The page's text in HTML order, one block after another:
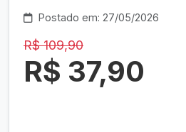
Postado em: 27/05/2026
R$ 109,90
R$ 37,90